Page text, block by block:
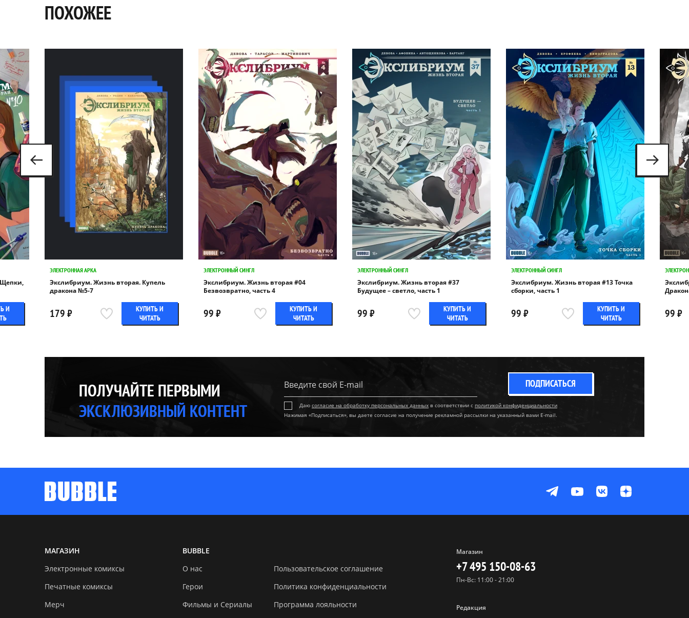
ПОХОЖЕЕ
И
ЭЛЕКТРОННАЯ АРКА
Экслибриум. Жизнь вторая. Купель
дракона №5-7
179 ₽
КУПИТЬ И
ЧИТАТЬ
ЭЛЕКТРОННЫЙ СИНГЛ
Экслибриум. Жизнь вторая #04
Безвозвратно, часть 4
99 ₽
КУПИТЬ И
ЧИТАТЬ
ЭЛЕКТРОННЫЙ СИНГЛ
Экслибриум. Жизнь вторая #37
Будущее – светло, часть 1
99 ₽
КУПИТЬ И
ЧИТАТЬ
ЭЛЕКТРОННЫЙ СИНГЛ
Экслибриум. Жизнь вторая #13 Точка
сборки, часть 1
99 ₽
КУПИТЬ И
ЧИТАТЬ
99 ₽
ПОЛУЧАЙТЕ ПЕРВЫМИ
ЭКСКЛЮЗИВНЫЙ КОНТЕНТ
ПОДПИСАТЬСЯ
Даю согласие на обработку персональных данных в соответствии с политикой конфиденциальности
Нажимая «Подписаться», вы даете согласие на получение рекламной рассылки на указанный вами E-mail.
МАГАЗИН
Электронные комиксы
Печатные комиксы
Мерч
BUBBLE
О нас
Герои
Фильмы и Сериалы
Пользовательское соглашение
Политика конфиденциальности
Программа лояльности
Магазин
+7 495 150-08-63
Пн-Вс: 11:00 - 21:00
Редакция